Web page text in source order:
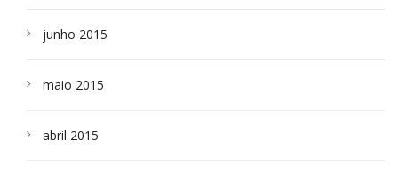
junho 2015
maio 2015
abril 2015